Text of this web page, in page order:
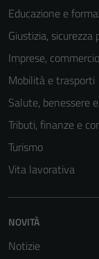
Educazione e
Giustizia,
Imprese,
Mobilità e trasporti
Salute, benessere
Tributi, finanze e
Turismo
Vita lavorativa
NOVITÀ
Notizie